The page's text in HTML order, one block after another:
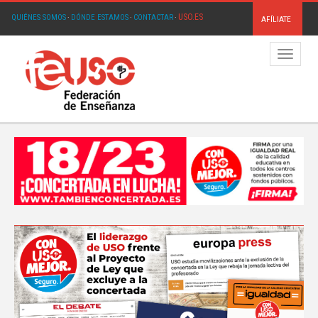
QUIÉNES SOMOS· DÓNDE ESTAMOS· CONTACTAR· USO.ES AFÍLIATE
Menú